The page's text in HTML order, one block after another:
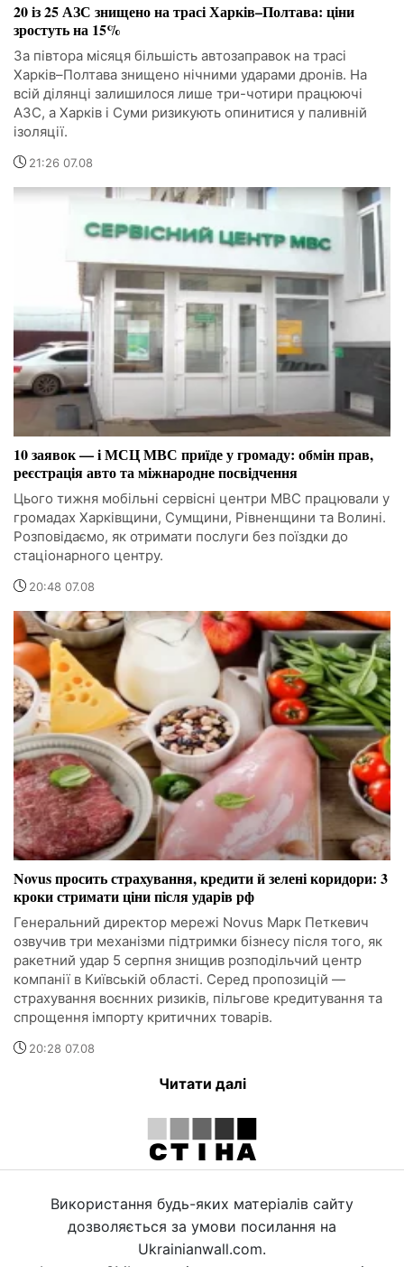
20 із 25 АЗС знищено на трасі Харків–Полтава: ціни
зростуть на 15%
За півтора місяця більшість автозаправок на трасі
Харків–Полтава знищено нічними ударами дронів. На
всій ділянці залишилося лише три-чотири працюючі
АЗС, а Харків і Суми ризикують опинитися у паливній
ізоляції.
21:26 07.08
10 заявок — і МСЦ МВС приїде у громаду: обмін прав,
реєстрація авто та міжнародне посвідчення
Цього тижня мобільні сервісні центри МВС працювали у
громадах Харківщини, Сумщини, Рівненщини та Волині.
Розповідаємо, як отримати послуги без поїздки до
стаціонарного центру.
20:48 07.08
Novus просить страхування, кредити й зелені коридори: 3
кроки стримати ціни після ударів рф
Генеральний директор мережі Novus Марк Петкевич
озвучив три механізми підтримки бізнесу після того, як
ракетний удар 5 серпня знищив розподільчий центр
компанії в Київській області. Серед пропозицій —
страхування воєнних ризиків, пільгове кредитування та
спрощення імпорту критичних товарів.
20:28 07.08
Читати далі
Використання будь-яких матеріалів сайту
дозволяється за умови посилання на
Ukrainianwall.com.